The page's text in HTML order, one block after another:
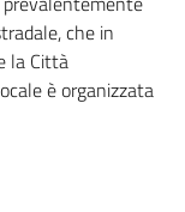
che in
la Città
è organizzata